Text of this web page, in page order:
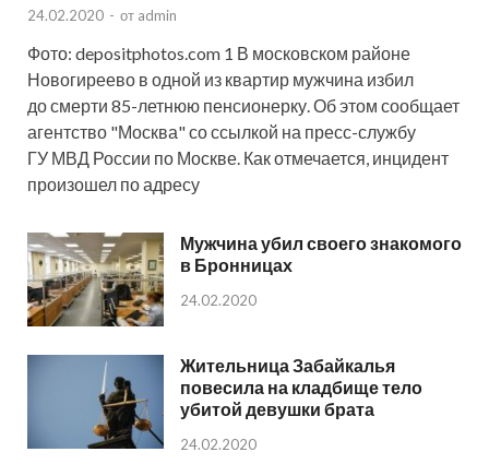
24.02.2020 - от admin
Фото: depositphotos.com 1 В московском районе
Новогиреево в одной из квартир мужчина избил
до смерти 85-летнюю пенсионерку. Об этом сообщает
агентство "Москва" со ссылкой на пресс-службу
ГУ МВД России по Москве. Как отмечается, инцидент
произошел по адресу
Мужчина убил своего знакомого
в Бронницах
24.02.2020
Жительница Забайкалья
повесила на кладбище тело
убитой девушки брата
24.02.2020